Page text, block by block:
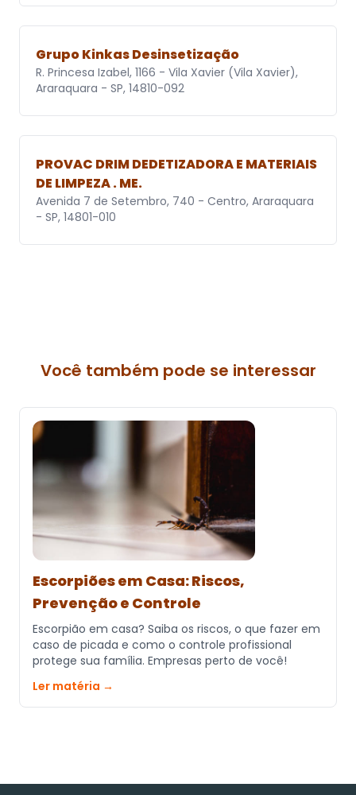
Grupo Kinkas Desinsetização
R. Princesa Izabel, 1166 - Vila Xavier (Vila Xavier),
Araraquara - SP, 14810-092
PROVAC DRIM DEDETIZADORA E MATERIAIS
DE LIMPEZA . ME.
Avenida 7 de Setembro, 740 - Centro, Araraquara
- SP, 14801-010
Você também pode se interessar
Escorpiões em Casa: Riscos,
Prevenção e Controle
Escorpião em casa? Saiba os riscos, o que fazer em
caso de picada e como o controle profissional
protege sua família. Empresas perto de você!
Ler matéria →